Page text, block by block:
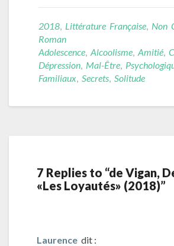
2018 Littérature Française Non
Roman
Adolescence Alcoolisme Amitié
Dépression Mal-Être
Familiaux Secrets Solitude
7 Replies to “de Vigan,
«Les Loyautés» (2018)”
Laurence dit :